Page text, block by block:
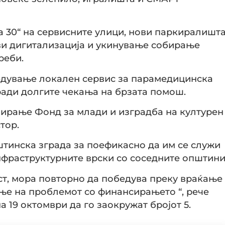
30“ на сервисните улици, нови
дигитализација и укинување собирање
локален сервис за парамедицинска
долгите чекања на брзата помош.
Фонд за млади и изградба на културен
зграда за поефикасно да им се служи
врски со соседните
мора повторно да победува преку враќање
на проблемот со финансирањето “, рече
19 октомври да го заокружат бројот 5.